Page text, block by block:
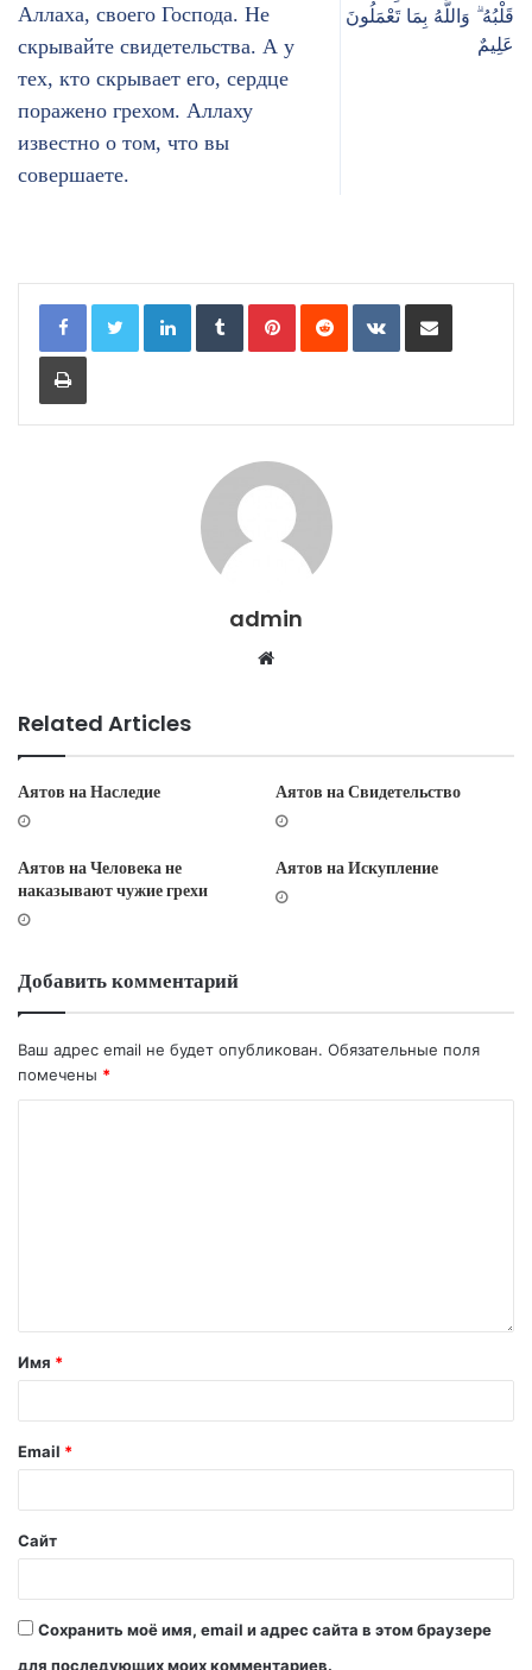
Аллаха, своего Господа. Не
скрывайте свидетельства. А у
тех, кто скрывает его, сердце
поражено грехом. Аллаху
известно о том, что вы
совершаете.
قَلْبُهُ ۗ وَاللَّهُ بِمَا تَعْمَلُونَ
عَلِيمٌ
LinkedIn Tumblr Pinterest Reddit VKontakte
Print
admin
i
t
e
Related Articles
Аятов на Наследие Аятов на Свидетельство
Аятов на Человека не
наказывают чужие грехи
Аятов на Искупление
Добавить комментарий
Ваш адрес email не будет опубликован. Обязательные поля
помечены *
Имя *
Email *
Сайт
Сохранить моё имя, email и адрес сайта в этом браузере
для последующих моих комментариев.